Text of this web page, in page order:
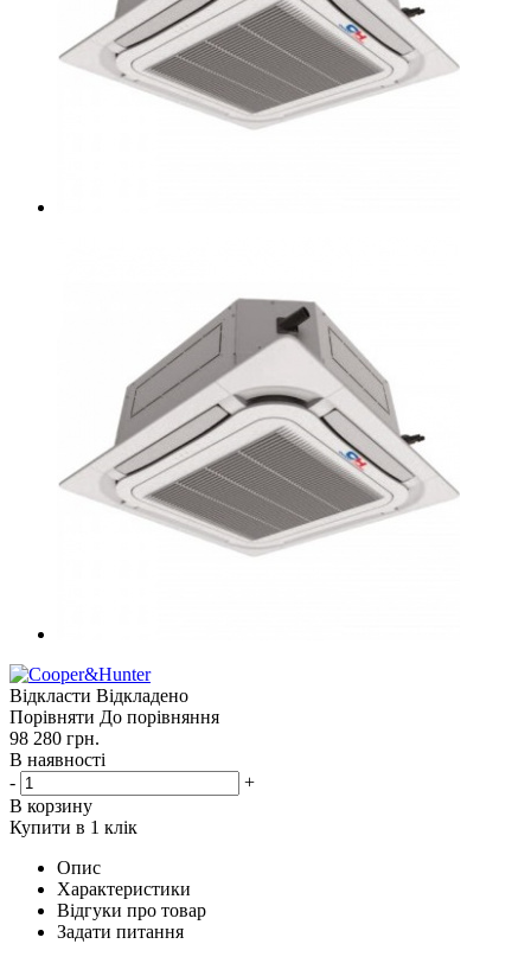
Відкласти Відкладено
Порівняти До порівняння
98 280 грн.
В наявності
-
+
В корзину
Купити в 1 клік
Опис
Характеристики
Відгуки про товар
Задати питання